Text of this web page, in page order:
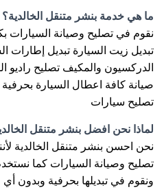
ما هي خدمة بنشر متنقل الخالدية؟
نقوم في تصليح وصيانة السيارات
تبديل زيت السيارة تبديل إطارات
الدركسيون والمكيف تصليح راديو
صيانة كافة اعطال السيارة
تصليح سيارات
لماذا نحن افضل بنشر متنقل
نحن احسن بنشر متنقل الخالدية
تصليح وصيانة السيارات كما
ونقوم في تبديلها بحرفية وبدون